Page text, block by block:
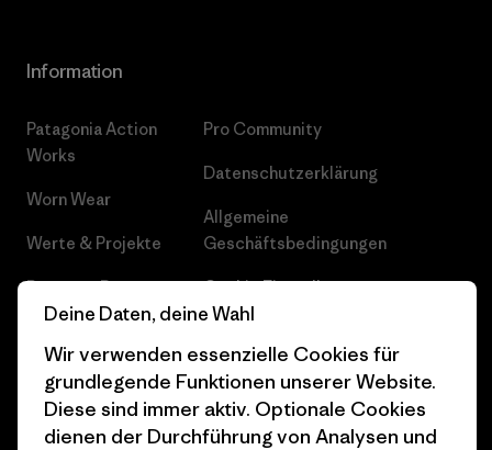
Information
Patagonia Action
Works
Worn Wear
Werte & Projekte
Progress Report
Business Unusual
Klimaziele
1% For The Planet
Pro Community
Datenschutzerklärung
Allgemeine
Geschäftsbedingungen
Cookie Einstellungen
Pressekontakt
Industry program
Deine Daten, deine Wahl
Wir verwenden essenzielle Cookies für
grundlegende Funktionen unserer Website.
Diese sind immer aktiv. Optionale Cookies
dienen der Durchführung von Analysen und